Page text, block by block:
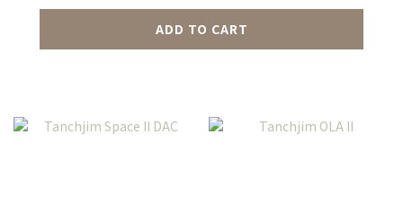
ADD TO CART